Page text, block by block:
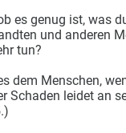
es genug ist, was
und anderen
tun?
dem Menschen,
Schaden leidet an